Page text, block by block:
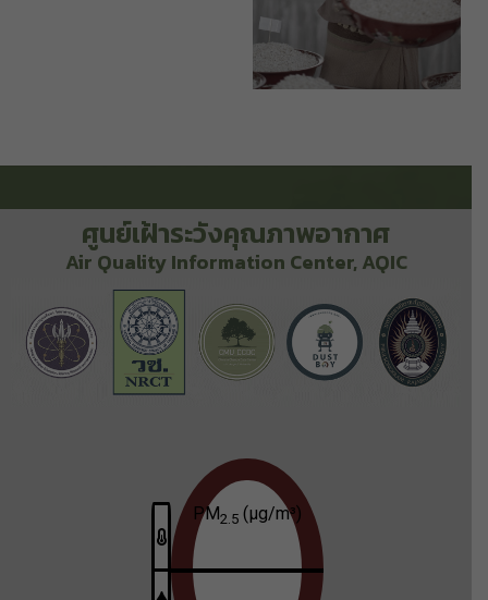
ศูนย์เฝ้าระวังคุณภาพอากาศ
Air Quality Information Center, AQIC